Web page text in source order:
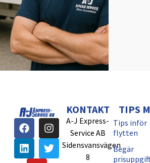
KONTAKT
A-J Express-
Service AB
Sidensvansvägen
8
TIPS
Tips inför
flytten
Begär